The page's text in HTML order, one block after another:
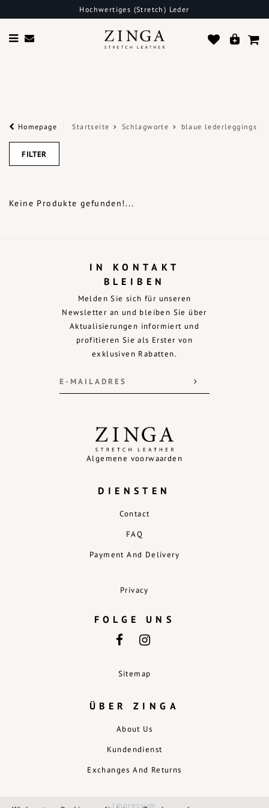
Hochwertiges (Stretch) Leder
Homepage Startseite Schlagworte blaue lederleggings
FILTER
Keine Produkte gefunden!...
Algemene voorwaarden
DIENSTEN
Contact
FAQ
Payment And Delivery
Privacy
ÜBER ZINGA
About Us
Kundendienst
Exchanges And Returns
Impressum
FOLGE UNS
Sitemap
IN KONTAKT
BLEIBEN
Melden Sie sich für unseren
Newsletter an und bleiben Sie über
Aktualisierungen informiert und
profitieren Sie als Erster von
exklusiven Rabatten.